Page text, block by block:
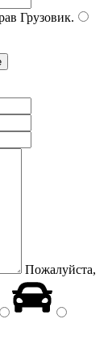
Грузовик.
Пожалуйста,